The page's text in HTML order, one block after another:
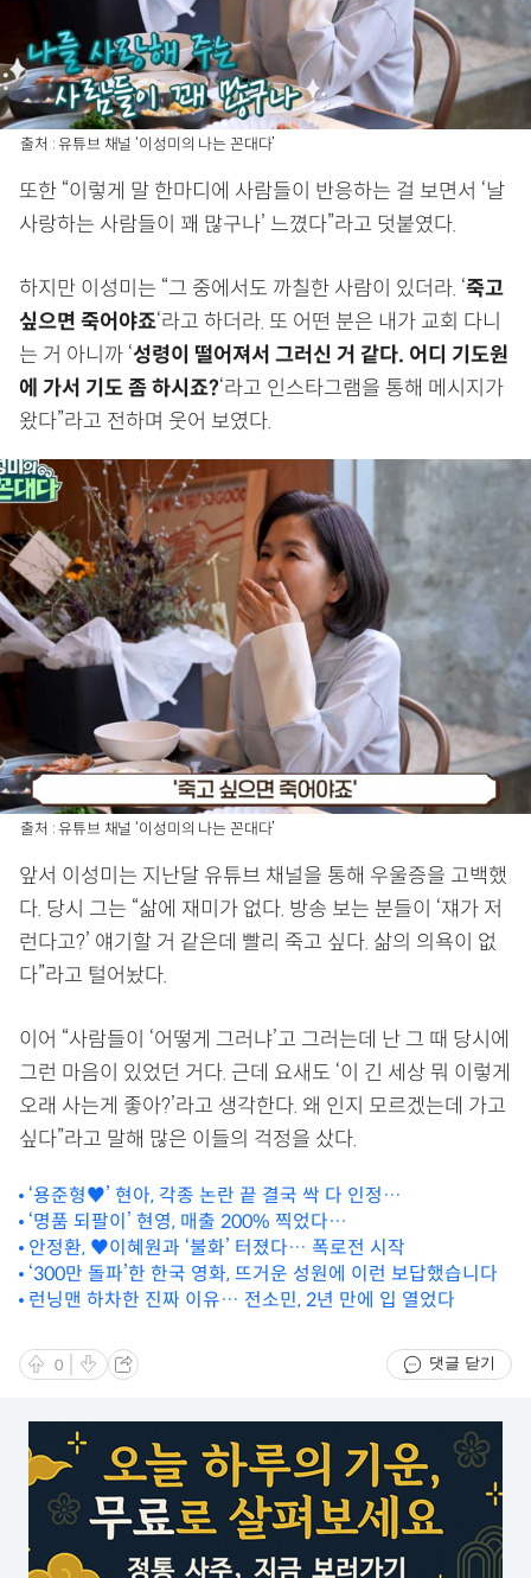
출처 : 유튜브 채널 ‘이성미의 나는 꼰대다’
또한 “이렇게 말 한마디에 사람들이 반응하는 걸 보면서 ‘날
사랑하는 사람들이 꽤 많구나’ 느꼈다”라고 덧붙였다.
하지만 이성미는 “그 중에서도 까칠한 사람이 있더라. ‘죽고
싶으면 죽어야죠‘라고 하더라. 또 어떤 분은 내가 교회 다니
는 거 아니까 ‘성령이 떨어져서 그러신 거 같다. 어디 기도원
에 가서 기도 좀 하시죠?‘라고 인스타그램을 통해 메시지가
왔다”라고 전하며 웃어 보였다.
출처 : 유튜브 채널 ‘이성미의 나는 꼰대다’
앞서 이성미는 지난달 유튜브 채널을 통해 우울증을 고백했
다. 당시 그는 “삶에 재미가 없다. 방송 보는 분들이 ‘쟤가 저
런다고?’ 얘기할 거 같은데 빨리 죽고 싶다. 삶의 의욕이 없
다”라고 털어놨다.
이어 “사람들이 ‘어떻게 그러냐’고 그러는데 난 그 때 당시에
그런 마음이 있었던 거다. 근데 요새도 ‘이 긴 세상 뭐 이렇게
오래 사는게 좋아?’라고 생각한다. 왜 인지 모르겠는데 가고
싶다”라고 말해 많은 이들의 걱정을 샀다.
‘용준형♥’ 현아, 각종 논란 끝 결국 싹 다 인정…
‘명품 되팔이’ 현영, 매출 200% 찍었다…
안정환, ♥이혜원과 ‘불화’ 터졌다… 폭로전 시작
‘300만 돌파’한 한국 영화, 뜨거운 성원에 이런 보답했습니다
런닝맨 하차한 진짜 이유… 전소민, 2년 만에 입 열었다
0 댓글 닫기